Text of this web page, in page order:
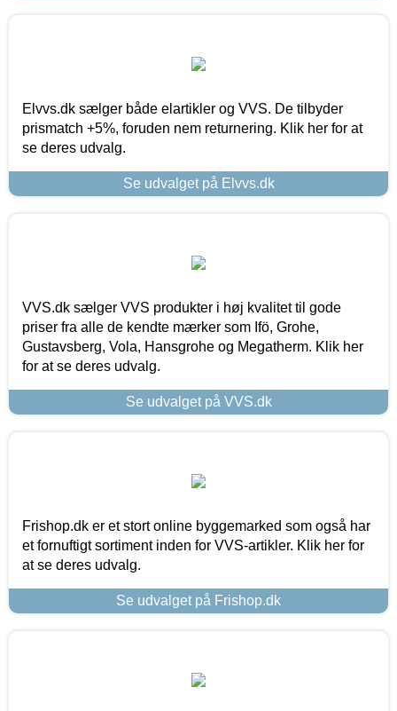
Elvvs.dk sælger både elartikler og VVS. De tilbyder
prismatch +5%, foruden nem returnering. Klik her for at
se deres udvalg.
Se udvalget på Elvvs.dk
VVS.dk sælger VVS produkter i høj kvalitet til gode
priser fra alle de kendte mærker som Ifö, Grohe,
Gustavsberg, Vola, Hansgrohe og Megatherm. Klik her
for at se deres udvalg.
Se udvalget på VVS.dk
Frishop.dk er et stort online byggemarked som også har
et fornuftigt sortiment inden for VVS-artikler. Klik her for
at se deres udvalg.
Se udvalget på Frishop.dk